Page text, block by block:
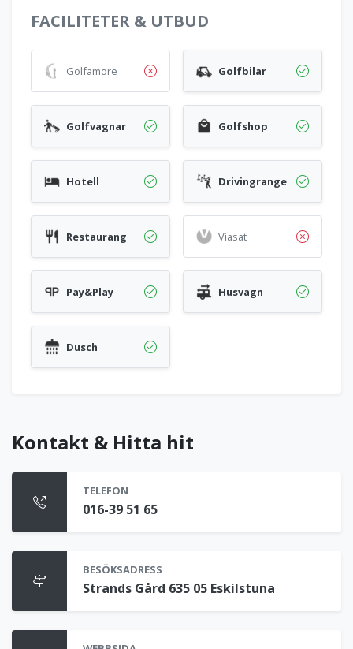
FACILITETER & UTBUD
Golfamore Golfbilar
Golfvagnar Golfshop
Hotell Drivingrange
Restaurang Viasat
Pay&Play Husvagn
Dusch
Kontakt & Hitta hit
TELEFON
016-39 51 65
BESÖKSADRESS
Strands Gård 635 05 Eskilstuna